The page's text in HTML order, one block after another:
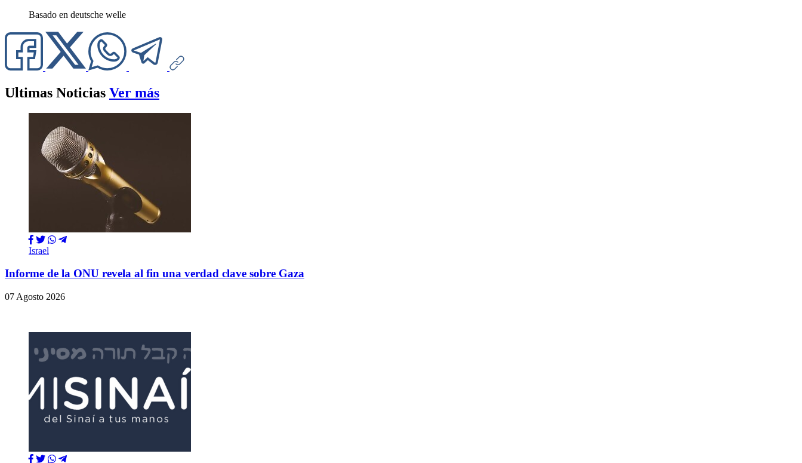
Basado en deutsche welle
Ultimas Noticias Ver más
Israel
Informe de la ONU revela al fin una verdad clave sobre Gaza
07 Agosto 2026